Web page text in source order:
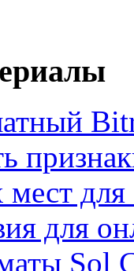
для
для
Sol